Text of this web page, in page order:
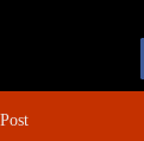
Post